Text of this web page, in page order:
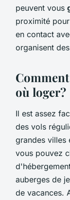
peuvent vous
proximité
en contact
organisent
où loger?
Il est assez
des vols
grandes villes
vous pouvez
auberges de
de vacances.